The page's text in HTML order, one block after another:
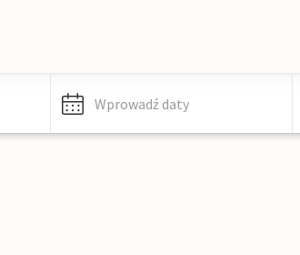
Wprowadź daty